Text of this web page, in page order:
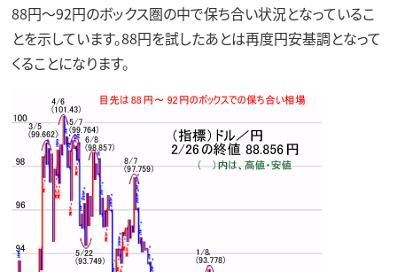
88円～92円のボックス圏の中で保ち合い状況となっているこ
とを示しています。88円を試したあとは再度円安基調となって
くることになります。